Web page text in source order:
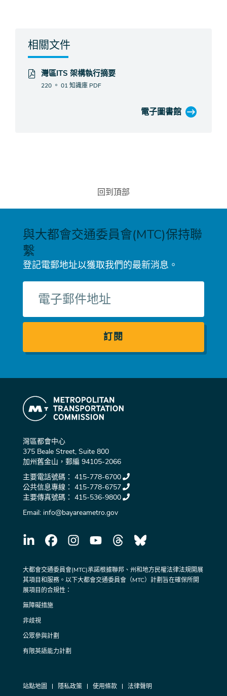
相關文件
灣區ITS 架構執行摘要
220 。 01 知識庫 PDF
電子圖書館
回到頂部
與大都會交通委員會(MTC)保持聯
繫
登記電郵地址以獲取我們的最新消息。
郵
件
灣區都會中心
375 Beale Street, Suite 800
加州舊金山，郵編 94105-2066
主要電話號碼： 415-778-6700
公共信息專線： 415-778-6757
主要傳真號碼： 415-536-9800
Email: info@bayareametro.gov
大都會交通委員會(MTC)承諾根據聯邦、州和地方民權法律法規開展
其項目和服務。以下大都會交通委員會（MTC）計劃旨在確保所開
展項目的合規性：
無障礙措施
非歧視
公眾參與計劃
有限英語能力計劃
站點地圖 隱私政策 使用條款 法律聲明